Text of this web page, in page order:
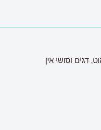
דגים וסושי אין